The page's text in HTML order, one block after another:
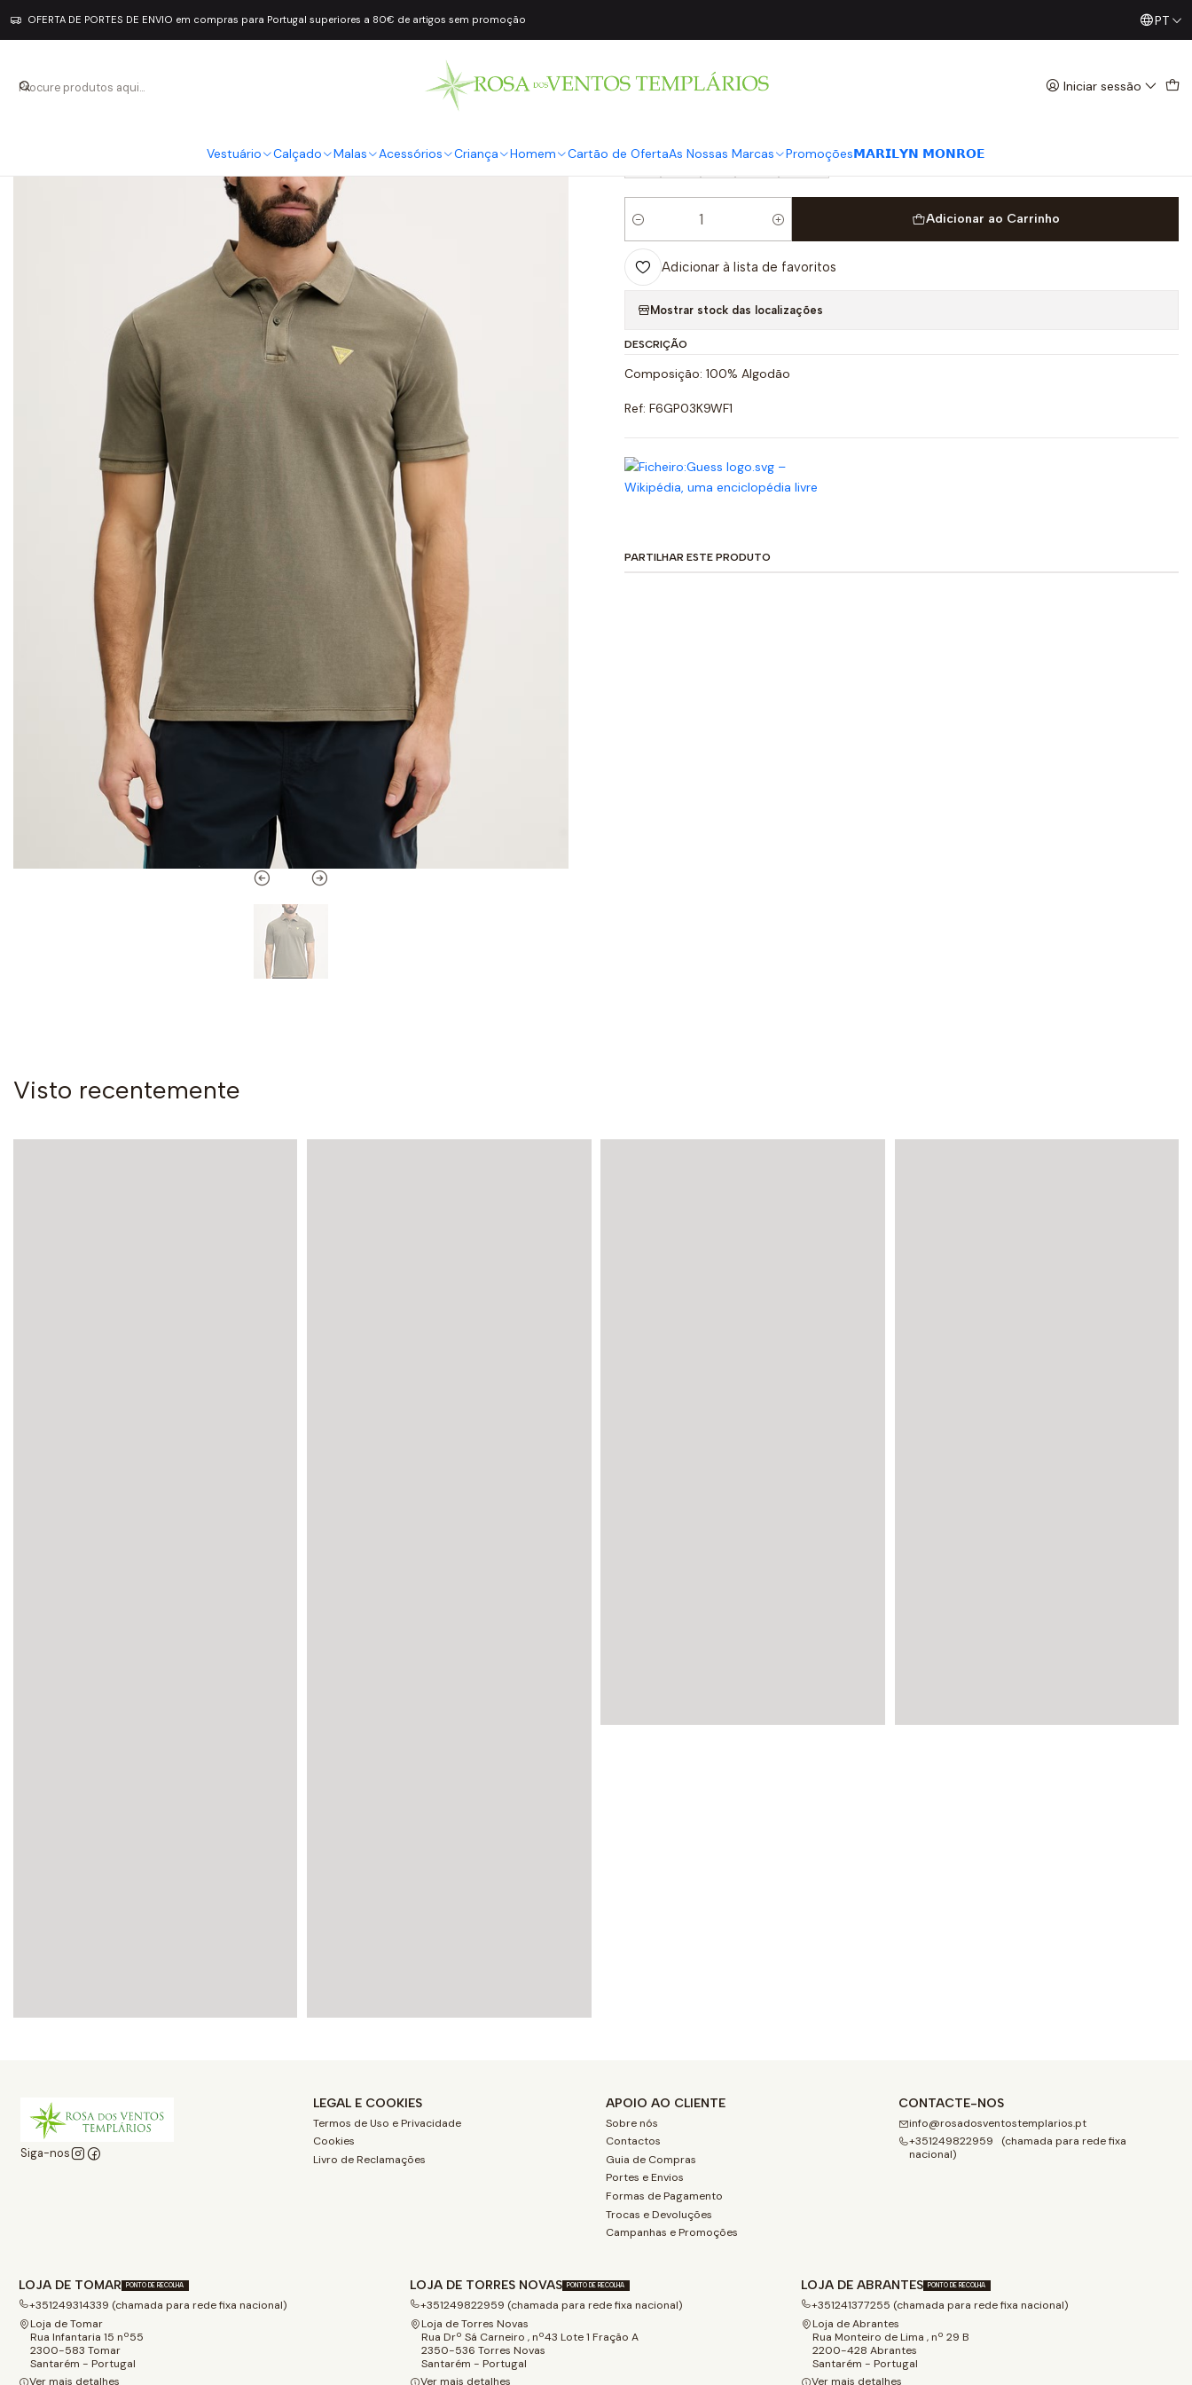
Iniciar sessão
Vestuário Calçado Malas Acessórios Criança Homem Cartão de OfertaAs Nossas Marcas Promoções𝗠𝗔𝗥𝗜𝗟𝗬𝗡 𝗠𝗢𝗡𝗥𝗢𝗘
OFERTA DE PORTES DE ENVIO em compras para Portugal superiores a 80€ de artigos sem promoção Já conhece os nossos Diretos? Todas as Segundas /PT
|
S M L XL XXL
Quantidade
Adicionar ao Carrinho
Adicionar à lista de favoritos
Mostrar stock das localizações
DESCRIÇÃO
Composição: 100% Algodão
Ref: F6GP03K9WF1
PARTILHAR ESTE PRODUTO
Visto recentemente
Siga-nos
LEGAL E COOKIES
Termos de Uso e Privacidade
Cookies
Livro de Reclamações
APOIO AO CLIENTE
Sobre nós
Contactos
Guia de Compras
Portes e Envios
Formas de Pagamento
Trocas e Devoluções
Campanhas e Promoções
CONTACTE-NOS
info@rosadosventostemplarios.pt
+351249822959 (chamada para rede fixa
nacional)
LOJA DE TOMAR PONTO DE RECOLHA
+351249314339 (chamada para rede fixa nacional)
Loja de Tomar
Rua Infantaria 15 nº55
2300-583 Tomar
Santarém - Portugal
Ver mais detalhes
LOJA DE TORRES NOVAS PONTO DE RECOLHA
+351249822959 (chamada para rede fixa nacional)
Loja de Torres Novas
Rua Drº Sá Carneiro , nº43 Lote 1 Fração A
2350-536 Torres Novas
Santarém - Portugal
Ver mais detalhes
LOJA DE ABRANTES PONTO DE RECOLHA
+351241377255 (chamada para rede fixa nacional)
Loja de Abrantes
Rua Monteiro de Lima , nº 29 B
2200-428 Abrantes
Santarém - Portugal
Ver mais detalhes